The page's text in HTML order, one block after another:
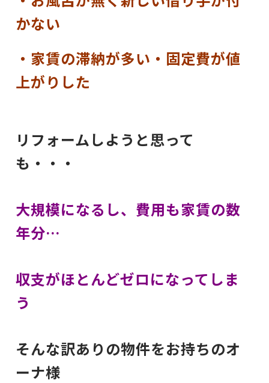
かない
・家賃の滞納が多い・固定費が値
上がりした
リフォームしようと思って
も・・・
大規模になるし、費用も家賃の数
年分…
収支がほとんどゼロになってしま
う
そんな訳ありの物件をお持ちのオ
ーナ様